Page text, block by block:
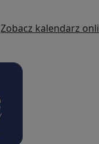
Zobacz kalendarz